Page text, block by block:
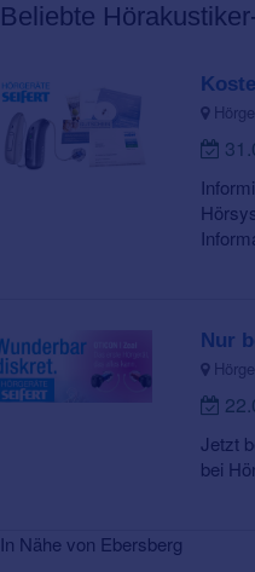
Beliebte
Nur
Jetzt
bei
In Nähe von Ebersberg